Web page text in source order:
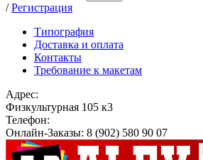
/ Регистрация
Типография
Доставка и оплата
Контакты
Требование к макетам
Адрес:
Физкультурная 105 к3
Телефон:
Онлайн-Заказы: 8 (902) 580 90 07